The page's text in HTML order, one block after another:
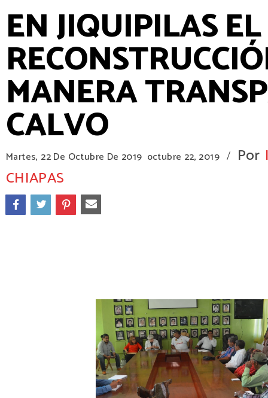
EN JIQUIPILAS
MANERA
CALVO
Martes, 22 De Octubre De 2019 octubre 22, 2019 / Por
CHIAPAS